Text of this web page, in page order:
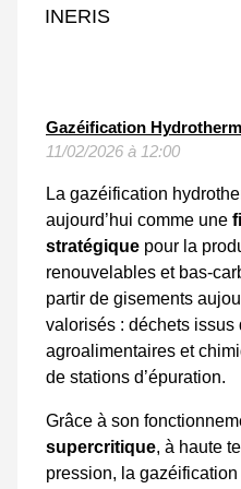
INERIS
Gazéification
11/02/2026 à 12:00
La gazéification
aujourd’hui comme une
stratégique pour la
renouvelables et bas-
partir de gisements
valorisés : déchets issus
agroalimentaires et
de stations d’épuration.
Grâce à son
supercritique, à haute
pression, la